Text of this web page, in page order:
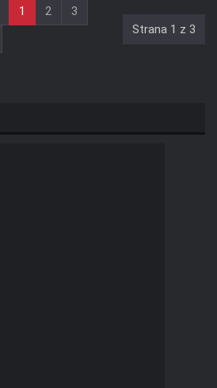
Strana 1 z 3
1 2
3